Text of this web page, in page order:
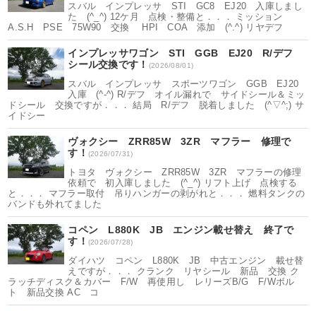
スバル インプレッサ STI GC8 EJ20 入庫しまし
た (^_^) 12ケ月 点検・整備と．．． ミッション
A.S.H PSE 75W90 交換 HPI COA 添加 (^.^) リヤデフ
インプレッサワゴン STI GGB EJ20 R/デフ
シール交換です！ (2026/08/01)
スバル インプレッサ スポーツワゴン GGB EJ20
入庫 (^-^) R/デフ オイル漏れで サイドシール＆ミッ
ドシール 交換ですが．．． 結局 R/デフ 脱着しました (^▽^;) サ
イドシー
ヴォクシー ZRR85W 3ZR マフラー 修理で
す！ (2026/07/31)
トヨタ ヴォクシー ZRR85W 3ZR マフラーの修理
依頼で 初入庫しました (^_^) リフト上げ 点検する
と．．． マフラー取付 吊りハンガーの剥がれと．．． 燃料タンクの
バンドも外れてました
コペン L880K JB エンジン載せ替え 終了で
す！ (2026/07/28)
ダイハツ コペン L880K JB 中古エンジン 載せ替
えですが．．． クランク リヤシール 新品 交換 ク
ラッチディスク＆カバー F/W 再使用し レリーズB/G F/Wボル
ト 新品交換 AC コ